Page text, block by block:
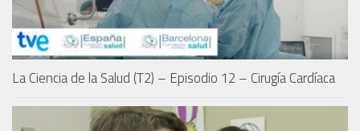
La Ciencia de la Salud (T2) – Episodio 12 – Cirugía Cardíaca